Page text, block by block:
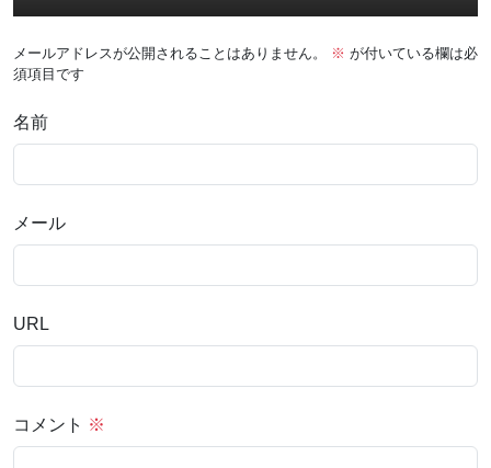
メールアドレスが公開されることはありません。 ※ が付いている欄は必
須項目です
名前
メール
URL
コメント ※